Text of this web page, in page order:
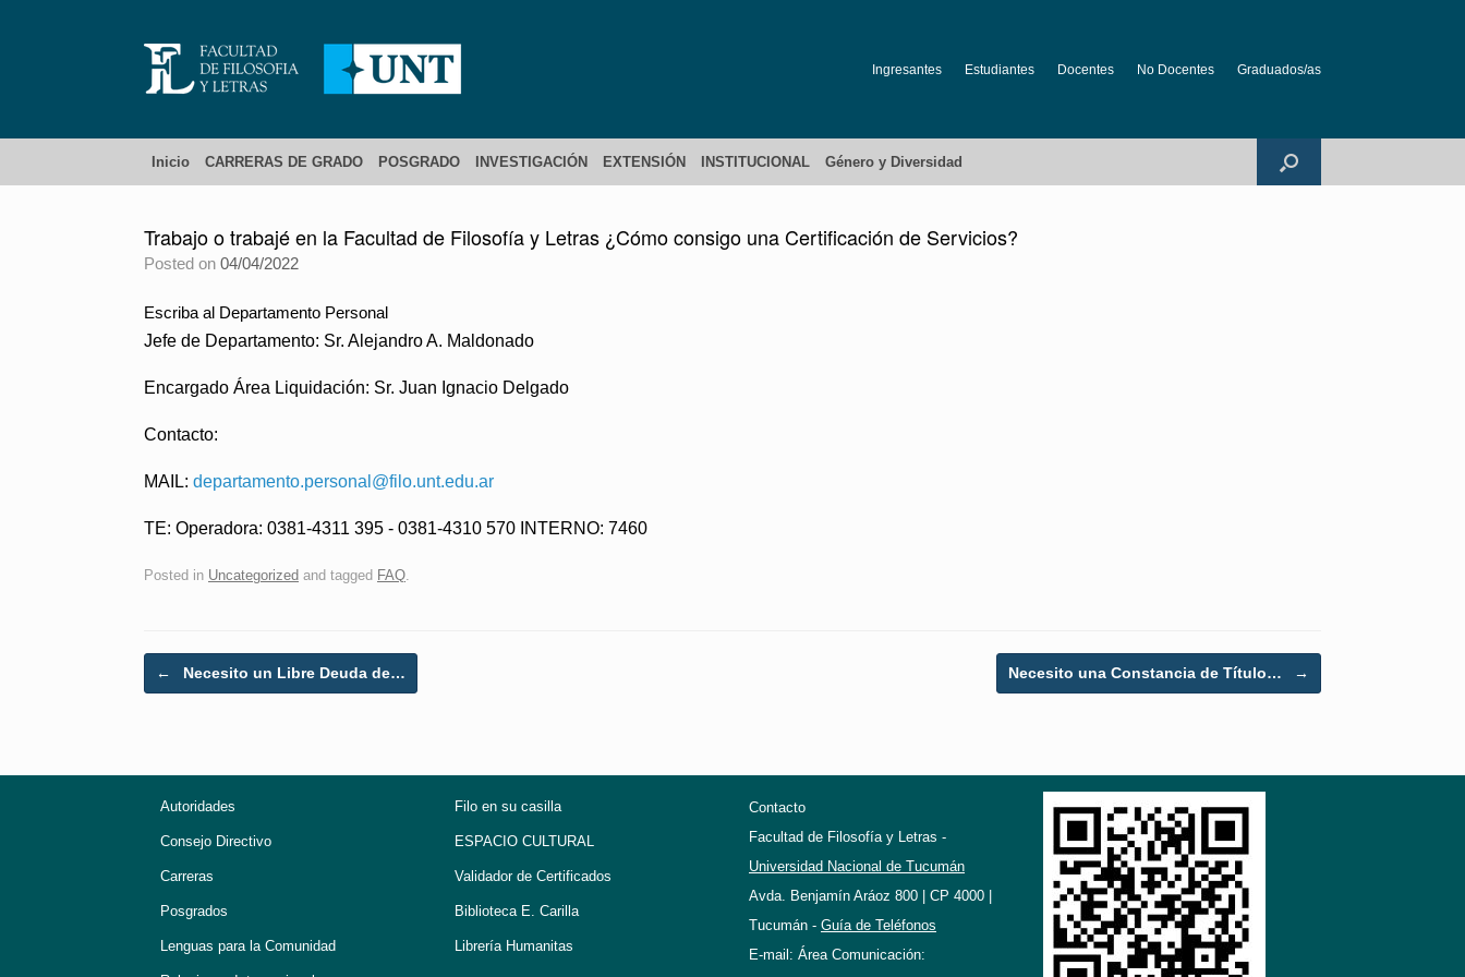
Ingresantes Estudiantes Docentes No Docentes Graduados/as
Inicio CARRERAS DE GRADO POSGRADO INVESTIGACIÓN EXTENSIÓN INSTITUCIONAL Género y Diversidad
Trabajo o trabajé en la Facultad de Filosofía y Letras ¿Cómo consigo una Certificación de Servicios?
Posted on 04/04/2022
Escriba al Departamento Personal
Jefe de Departamento: Sr. Alejandro A. Maldonado
Encargado Área Liquidación: Sr. Juan Ignacio Delgado
Contacto:
MAIL: departamento.personal@filo.unt.edu.ar
TE: Operadora: 0381-4311 395 - 0381-4310 570 INTERNO: 7460
Posted in Uncategorized and tagged FAQ.
Post navigation
← Necesito un Libre Deuda de… Necesito una Constancia de Título… →
Autoridades
Consejo Directivo
Carreras
Posgrados
Lenguas para la Comunidad
Filo en su casilla
ESPACIO CULTURAL
Validador de Certificados
Biblioteca E. Carilla
Librería Humanitas
Contacto
Facultad de Filosofía y Letras -
Universidad Nacional de Tucumán
Avda. Benjamín Aráoz 800 | CP 4000 |
Tucumán - Guía de Teléfonos
E-mail: Área Comunicación: